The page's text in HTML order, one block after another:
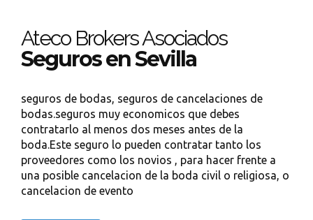
Ateco Brokers Asociados
Seguros en Sevilla
seguros de bodas, seguros de cancelaciones de
bodas.seguros muy economicos que debes
contratarlo al menos dos meses antes de la
boda.Este seguro lo pueden contratar tanto los
proveedores como los novios , para hacer frente a
una posible cancelacion de la boda civil o religiosa, o
cancelacion de evento